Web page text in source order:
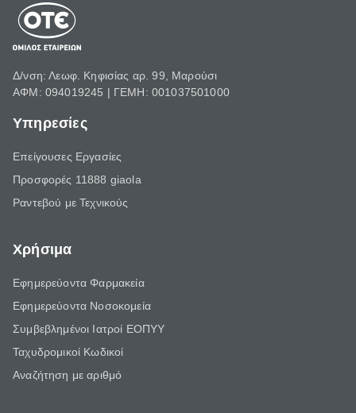
Δ/νση: Λεωφ. Κηφισίας αρ. 99, Μαρούσι
ΑΦΜ: 094019245 | ΓΕΜΗ: 001037501000
Υπηρεσίες
Επείγουσες Εργασίες
Προσφορές 11888 giaola
Ραντεβού με Τεχνικούς
Χρήσιμα
Εφημερεύοντα Φαρμακεία
Εφημερεύοντα Νοσοκομεία
Συμβεβλημένοι Ιατροί ΕΟΠΥΥ
Ταχυδρομικοί Κωδικοί
Αναζήτηση με αριθμό